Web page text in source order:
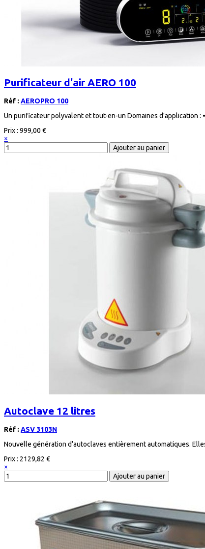
Purificateur d'air AERO 100
Réf : AEROPRO 100
Un purificateur polyvalent et tout-en-un Domaines d'application :
Prix : 999,00 €
×
Autoclave 12 litres
Réf : ASV 3103N
Nouvelle génération d’autoclaves entièrement automatiques.
Prix : 2129,82 €
×